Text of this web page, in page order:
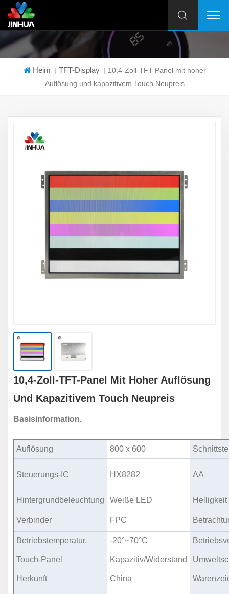
Heim | TFT-Display | 10,4-Zoll-TFT-Panel mit hoher
Auflösung und kapazitivem Touch Neupreis
10,4-Zoll-TFT-Panel Mit Hoher Auflösung
Und Kapazitivem Touch Neupreis
Basisinformation.
Auflösung 800 x 600
Steuerungs-IC HX8282 AA
Hintergrundbeleuchtung Weiße LED Helligkeit
Verbinder FPC
Betriebstemperatur. -20°~70°C
Touch-Panel Kapazitiv/Widerstand
Herkunft China